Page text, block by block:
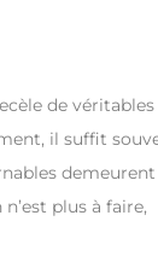
de véritables
il suffit
plus à faire,